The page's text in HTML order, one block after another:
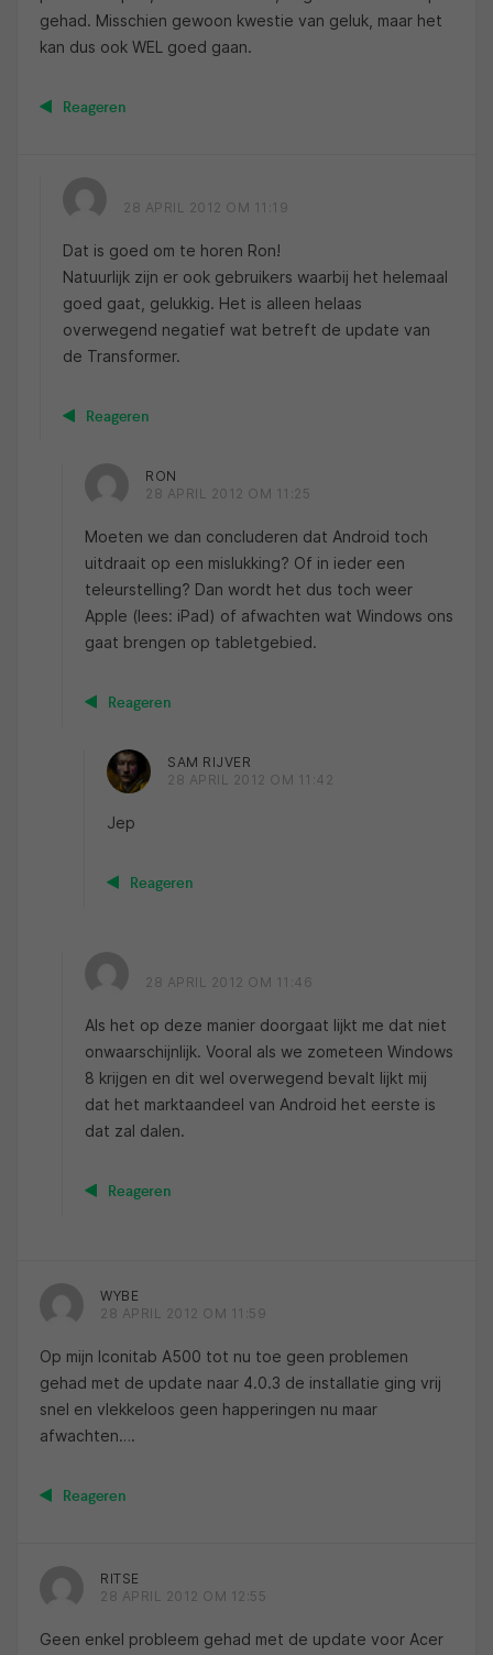
gehad. Misschien gewoon kwestie van geluk, maar het
kan dus ook WEL goed gaan.
Reageren
28 APRIL 2012 OM 11:19
Dat is goed om te horen Ron!
Natuurlijk zijn er ook gebruikers waarbij het helemaal
goed gaat, gelukkig. Het is alleen helaas
overwegend negatief wat betreft de update van
de Transformer.
Reageren
RON
28 APRIL 2012 OM 11:25
Moeten we dan concluderen dat Android toch
uitdraait op een mislukking? Of in ieder een
teleurstelling? Dan wordt het dus toch weer
Apple (lees: iPad) of afwachten wat Windows ons
gaat brengen op tabletgebied.
Reageren
SAM RIJVER
28 APRIL 2012 OM 11:42
Jep
Reageren
28 APRIL 2012 OM 11:46
Als het op deze manier doorgaat lijkt me dat niet
onwaarschijnlijk. Vooral als we zometeen Windows
8 krijgen en dit wel overwegend bevalt lijkt mij
dat het marktaandeel van Android het eerste is
dat zal dalen.
Reageren
WYBE
28 APRIL 2012 OM 11:59
Op mijn Iconitab A500 tot nu toe geen problemen
gehad met de update naar 4.0.3 de installatie ging vrij
snel en vlekkeloos geen happeringen nu maar
afwachten….
Reageren
RITSE
28 APRIL 2012 OM 12:55
Geen enkel probleem gehad met de update voor Acer